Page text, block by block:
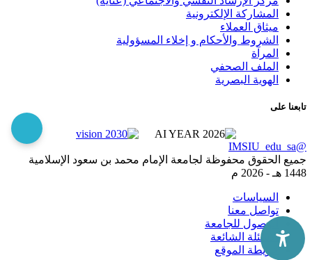
المشاركة الإلكترونية
ميثاق العملاء
الشروط والأحكام و إخلاء المسؤولية
المرآة
الملف الصحفي
الهوية البصرية
تابعنا على
@IMSIU_edu_sa
جميع الحقوق محفوظة لجامعة الإمام محمد بن سعود الإسلامية
1448 هـ -
2026 م
السياسات
تواصل معنا
الوصول للجامعة
الاسئلة الشائعة
خريطة الموقع